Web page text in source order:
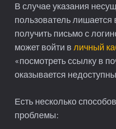
В случае указания
пользователь лишается
получить письмо с
может войти в личный
«посмотреть ссылку в
оказывается
Есть несколько
проблемы: